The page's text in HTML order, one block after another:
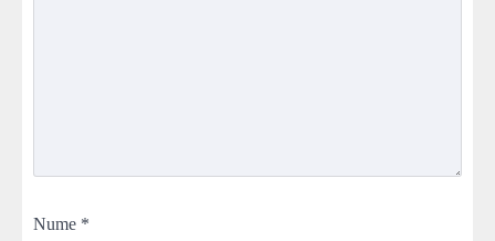
Nume *